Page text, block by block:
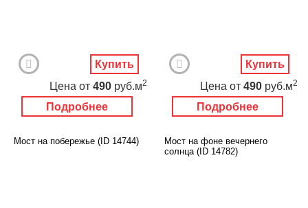
Подробнее
Цена от 490 руб.м2
Купить
Подробнее
Цена от 490 руб.м2
Купить
Мост на побережье (ID 14744)
Мост на фоне вечернего
солнца (ID 14782)